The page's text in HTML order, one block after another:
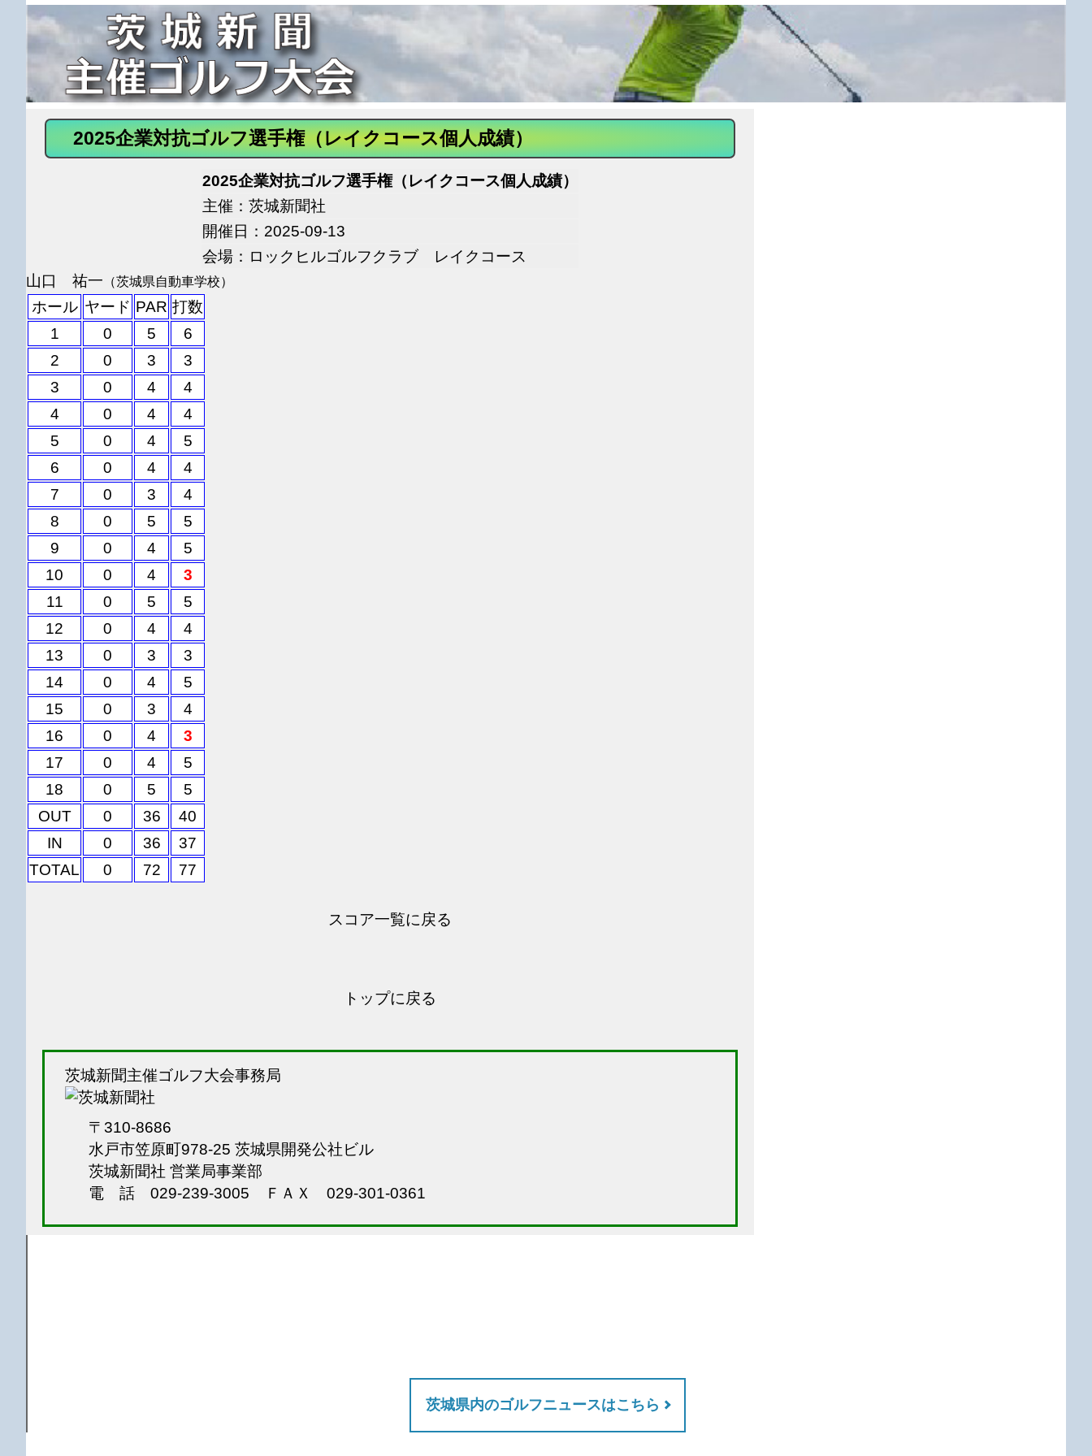
2025企業対抗ゴルフ選手権（レイクコース個人成績）
2025企業対抗ゴルフ選手権（レイクコース個人成績）
主催：茨城新聞社
開催日：2025-09-13
会場：ロックヒルゴルフクラブ レイクコース
山口 祐一 （茨城県自動車学校）
ホール ヤード PAR 打数
1
0 5
6
2
0 3
3
3
0 4
4
4
0 4
4
5
0 4
5
6
0 4
4
7
0 3
4
8
0 5
5
9
0 4
5
10
0 4
3
11
0 5
5
12
0 4
4
13
0 3
3
14
0 4
5
15
0 3
4
16
0 4
3
17
0 4
5
18
0 5
5
OUT
0 36
40
IN
0 36
37
TOTAL
0 72 77
スコア一覧に戻る
トップに戻る
茨城新聞主催ゴルフ大会事務局
〒310-8686
水戸市笠原町978-25 茨城県開発公社ビル
茨城新聞社 営業局事業部
電 話 029-239-3005
ＦＡＸ 029-301-0361
茨城県内のゴルフニュースはこちら